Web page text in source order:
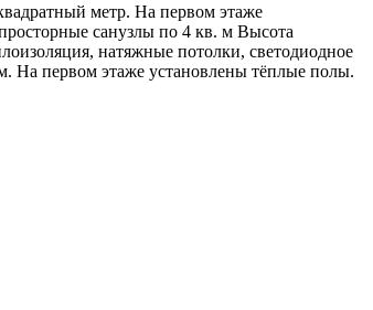
метр. На первом этаже
санузлы по 4 кв. м Высота
натяжные потолки, светодиодное
На первом этаже установлены тёплые полы.